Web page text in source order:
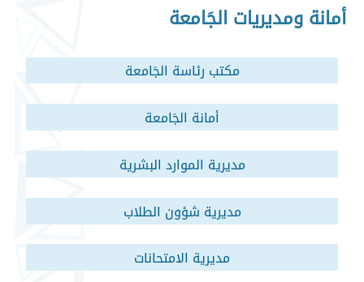
أمانة ومديريات الجَامعة
مكتب رئاسة الجَامعة
أمانة الجَامعة
مديرية الموارد البشرية
مديرية شؤون الطلاب
مديرية الامتحانات